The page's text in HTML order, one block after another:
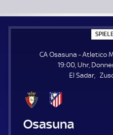
CA Osasuna - Atletico
19:00, Uhr,
El Sadar
CA Osasuna